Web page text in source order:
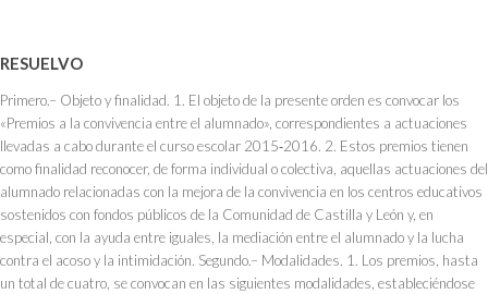
RESUELVO
Primero.– Objeto y finalidad. 1. El objeto de la presente orden es convocar los
«Premios a la convivencia entre el alumnado», correspondientes a actuaciones
llevadas a cabo durante el curso escolar 2015‑2016. 2. Estos premios tienen
como finalidad reconocer, de forma individual o colectiva, aquellas actuaciones del
alumnado relacionadas con la mejora de la convivencia en los centros educativos
sostenidos con fondos públicos de la Comunidad de Castilla y León y, en
especial, con la ayuda entre iguales, la mediación entre el alumnado y la lucha
contra el acoso y la intimidación. Segundo.– Modalidades. 1. Los premios, hasta
un total de cuatro, se convocan en las siguientes modalidades, estableciéndose